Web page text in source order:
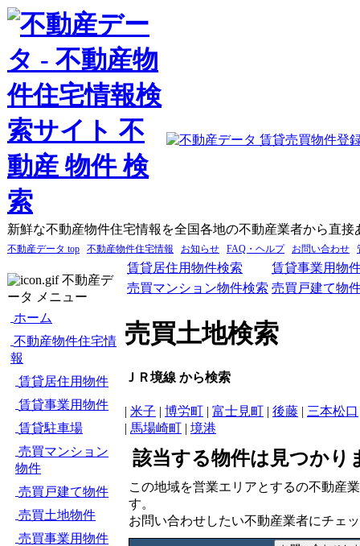
新鮮な不動産物件住宅情報を全国各地の不動産業者から直接
不動産データ top 不動産物件住宅情報 お知らせ FAQ・ヘルプ お問い合わせ
不動産デ
ータ メニュー
ホーム
不動産物件住宅情
報
賃貸居住用物件
賃貸事業用物件
賃貸駐車場
売買マンション
物件
売買戸建て物件
売買土地物件
売買事業用物件
賃貸居住用物件検索
賃貸事業用物
売買マンション物件検索 売買戸建て物
売買土地検索
ＪＲ境線 から検索
| 米子 | 博労町 | 富士見町 | 後藤 | 三本松口
| 馬場崎町 | 境港
該当する物件は見つかり
この地域を営業エリアとするの不動産
す。
お問い合わせしたい不動産業者にチェ